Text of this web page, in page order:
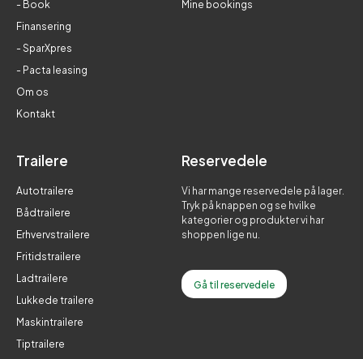
- Book
Finansering
- SparXpres
- Pacta leasing
Om os
Kontakt
Mine bookings
Trailere
Autotrailere
Bådtrailere
Erhvervstrailere
Fritidstrailere
Ladtrailere
Lukkede trailere
Maskintrailere
Tiptrailere
Reservedele
Vi har mange reservedele på lager.
Tryk på knappen og se hvilke
kategorier og produkter vi har
shoppen lige nu.
Gå til reservedele